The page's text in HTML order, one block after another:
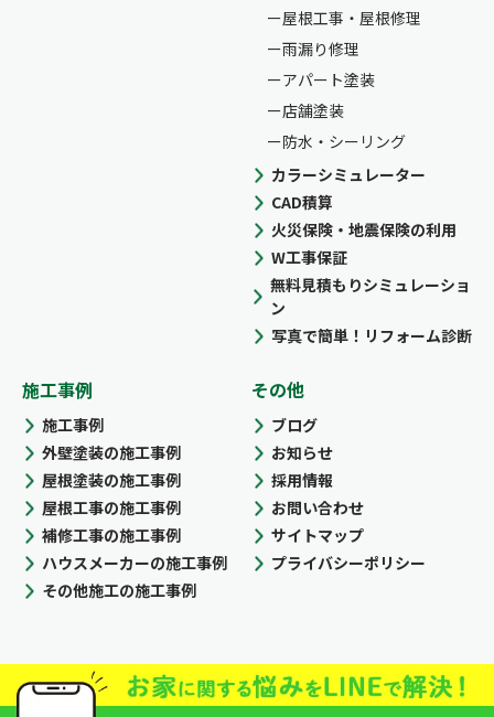
屋根工事・屋根修理
雨漏り修理
アパート塗装
店舗塗装
防水・シーリング
カラーシミュレーター
CAD積算
火災保険・地震保険の利用
W工事保証
無料見積もりシミュレーショ
ン
写真で簡単！リフォーム診断
施工事例
施工事例
外壁塗装の施工事例
屋根塗装の施工事例
屋根工事の施工事例
補修工事の施工事例
ハウスメーカーの施工事例
その他施工の施工事例
その他
ブログ
お知らせ
採用情報
お問い合わせ
サイトマップ
プライバシーポリシー